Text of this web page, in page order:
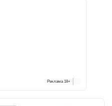
Реклама 18+